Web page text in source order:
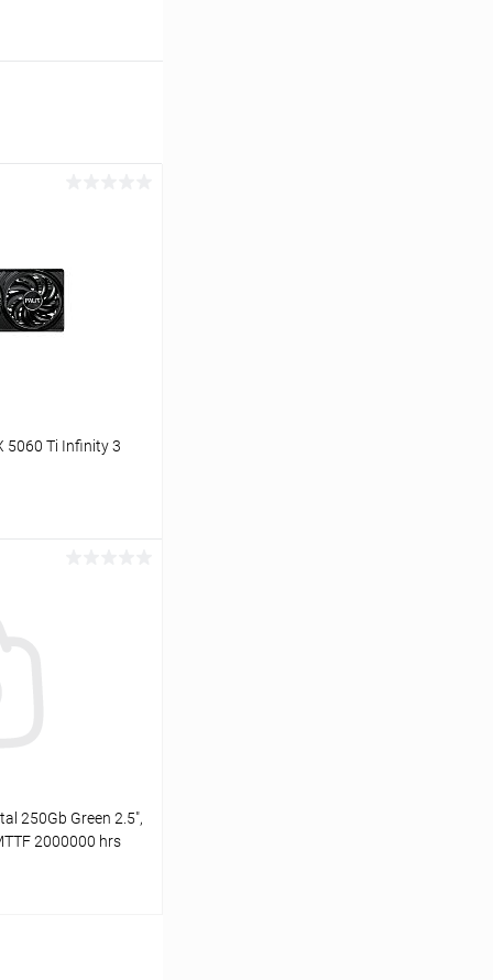
5060 Ti Infinity 3
250Gb Green 2.5",
2000000 hrs